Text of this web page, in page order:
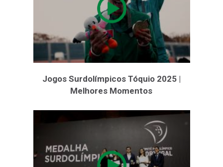
Jogos Surdolímpicos Tóquio 2025 |
Melhores Momentos